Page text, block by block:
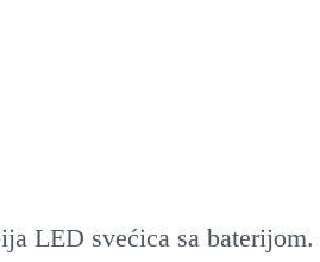
LED svećica sa